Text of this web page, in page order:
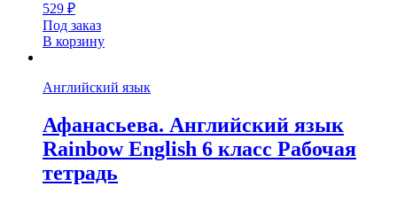
529 ₽
Под заказ
В корзину
Английский язык
Афанасьева. Английский язык
Rainbow English 6 класс Рабочая
тетрадь